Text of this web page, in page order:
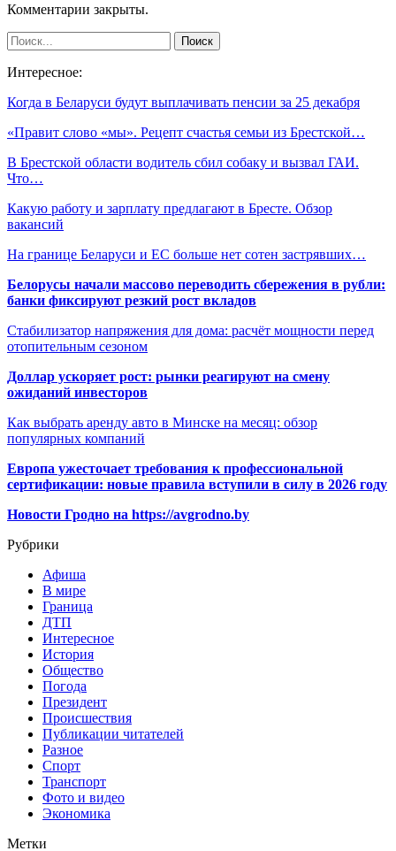
Комментарии закрыты.
Интересное:
Когда в Беларуси будут выплачивать пенсии за 25 декабря
«Правит слово «мы». Рецепт счастья семьи из Брестской…
В Брестской области водитель сбил собаку и вызвал ГАИ.
Что…
Какую работу и зарплату предлагают в Бресте. Обзор
вакансий
На границе Беларуси и ЕС больше нет сотен застрявших…
Белорусы начали массово переводить сбережения в рубли:
банки фиксируют резкий рост вкладов
Стабилизатор напряжения для дома: расчёт мощности перед
отопительным сезоном
Доллар ускоряет рост: рынки реагируют на смену
ожиданий инвесторов
Как выбрать аренду авто в Минске на месяц: обзор
популярных компаний
Европа ужесточает требования к профессиональной
сертификации: новые правила вступили в силу в 2026 году
Новости Гродно на https://avgrodno.by
Рубрики
Афиша
В мире
Граница
ДТП
Интересное
История
Общество
Погода
Президент
Происшествия
Публикации читателей
Разное
Спорт
Транспорт
Фото и видео
Экономика
Метки